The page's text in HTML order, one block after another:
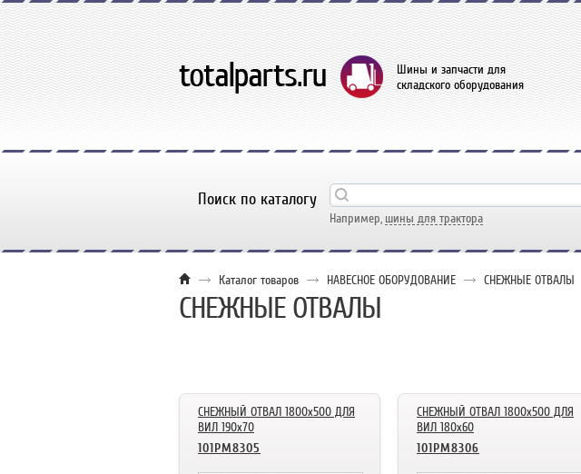
Шины и запчасти для
складского оборудования
Поиск по каталогу
Например, шины для трактора
Каталог товаров НАВЕСНОЕ ОБОРУДОВАНИЕ СНЕЖНЫЕ ОТВАЛЫ
СНЕЖНЫЕ ОТВАЛЫ
СНЕЖНЫЙ ОТВАЛ 1800x500 ДЛЯ
ВИЛ 190x70
101PM8305
СНЕЖНЫЙ ОТВАЛ 1800x500 ДЛЯ
ВИЛ 180x60
101PM8306